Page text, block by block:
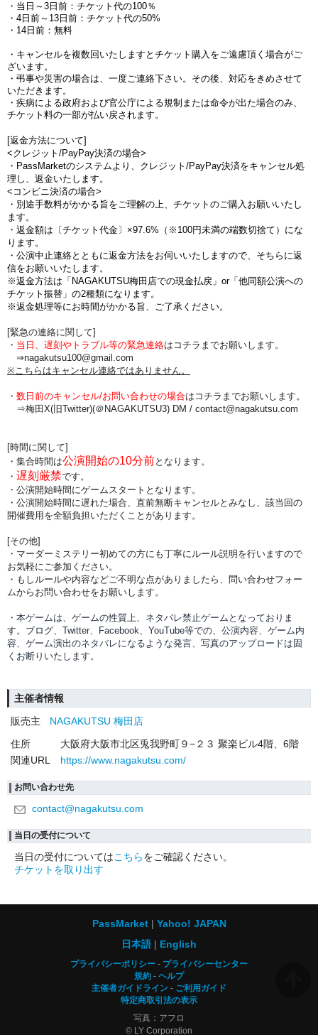
・当日～3日前：チケット代の100％
・4日前～13日前：チケット代の50%
・14日前：無料
・キャンセルを複数回いたしますとチケット購入をご遠慮頂く場合がご
ざいます。
・弔事や災害の場合は、一度ご連絡下さい。その後、対応をきめさせて
いただきます。
・疾病による政府および官公庁による規制または命令が出た場合のみ、
チケット料の一部が払い戻されます。
[返金方法について]
<クレジット/PayPay決済の場合>
・PassMarketのシステムより、クレジット/PayPay決済をキャンセル処
理し、返金いたします。
<コンビニ決済の場合>
・別途手数料がかかる旨をご理解の上、チケットのご購入お願いいたし
ます。
・返金額は〔チケット代金〕×97.6%（※100円未満の端数切捨て）にな
ります。
・公演中止連絡とともに返金方法をお伺いいたしますので、そちらに返
信をお願いいたします。
※返金方法は「NAGAKUTSU梅田店での現金払戻」or「他同額公演への
チケット振替」の2種類になります。
※返金処理等にお時間がかかる旨、ご了承ください。
[緊急の連絡に関して]
・ 当日、遅刻やトラブル等の緊急連絡はコチラまでお願いします。
⇒nagakutsu100@gmail.com
※こちらはキャンセル連絡ではありません。
・ 数日前のキャンセル/お問い合わせの場合は コチラまでお願いします。
⇒梅田X(旧Twitter)(＠NAGAKUTSU3) DM / contact@nagakutsu.com
[時間に関して]
・集合時間は公演開始の10分前となります。
・ 遅刻厳禁です。
・公演開始時間にゲームスタートとなります。
・公演開始時間に遅れた場合、直前無断キャンセルとみなし、該当回の
開催費用を全額負担いただくことがあります。
[その他]
・マーダーミステリー初めての方にも丁寧にルール説明を行いますので
お気軽にご参加ください。
・もしルールや内容などご不明な点がありましたら、問い合わせフォー
ムからお問い合わせをお願いします。
・本ゲームは、ゲームの性質上、ネタバレ禁止ゲームとなっておりま
す。ブログ、Twitter、Facebook、YouTube等での、 公演内容、 ゲーム内
容、ゲーム演出のネタバレになるような発言、写真のアップロードは固
くお断りいたします。
主催者情報
販売主
NAGAKUTSU 梅田店
住所
大阪府大阪市北区兎我野町９−２３ 聚楽ビル4階、6階
関連URL
https://www.nagakutsu.com/
お問い合わせ先
contact@nagakutsu.com
当日の受付について
当日の受付についてはこちらをご確認ください。
チケットを取り出す
PassMarket
Yahoo! JAPAN
日本語
English
プライバシーポリシー
プライバシーセンター
規約
ヘルプ
主催者ガイドライン
ご利用ガイド
特定商取引法の表示
写真：アフロ
© LY Corporation